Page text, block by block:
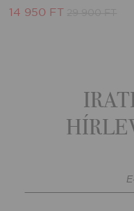
14 950 FT